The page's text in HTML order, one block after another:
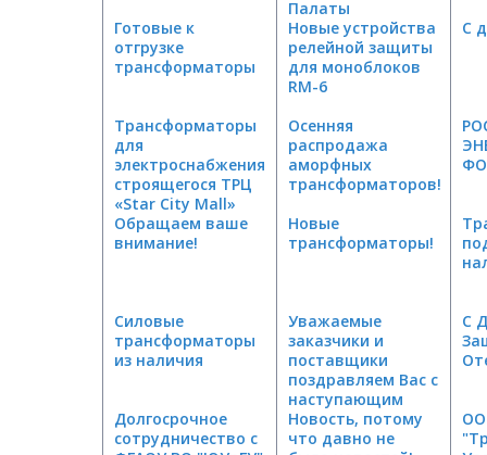
Палаты
Челябинской
области
Готовые к
отгрузке
трансформаторы
Новые устройства
релейной защиты
для моноблоков
RM-6
С
Трансформаторы
для
электроснабжения
строящегося ТРЦ
«Star City Mall»
Осенняя
распродажа
аморфных
трансформаторов!
Обращаем ваше
внимание!
Новые
трансформаторы!
Силовые
трансформаторы
из наличия
Уважаемые
заказчики и
поставщики
поздравляем Вас с
наступающим
Новым Годом!
С
Долгосрочное
сотрудничество с
Новость, потому
что давно не